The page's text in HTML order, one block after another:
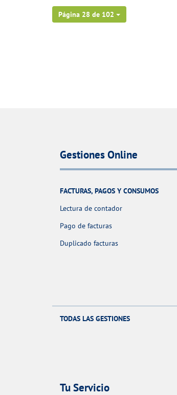
Página 28 de 102
Gestiones Online
FACTURAS, PAGOS Y CONSUMOS
Lectura de contador
Pago de facturas
Duplicado facturas
TODAS LAS GESTIONES
Tu Servicio